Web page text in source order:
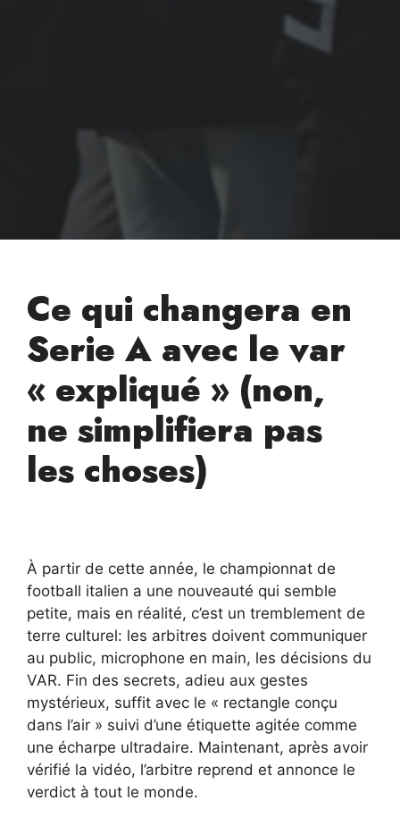
Ce qui changera en
Serie A avec le var
« expliqué » (non,
ne simplifiera pas
les choses)
À partir de cette année, le championnat de
football italien a une nouveauté qui semble
petite, mais en réalité, c’est un tremblement de
terre culturel: les arbitres doivent communiquer
au public, microphone en main, les décisions du
VAR. Fin des secrets, adieu aux gestes
mystérieux, suffit avec le « rectangle conçu
dans l’air » suivi d’une étiquette agitée comme
une écharpe ultradaire. Maintenant, après avoir
vérifié la vidéo, l’arbitre reprend et annonce le
verdict à tout le monde.